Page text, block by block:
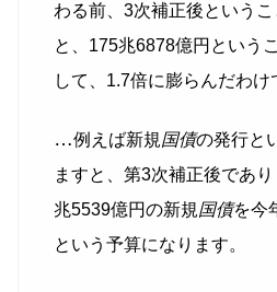
わる前、3次補正後という
と、175兆6878億円という
して、1.7倍に膨らんだわけ
…例えば新規国債の発行と
ますと、第3次補正後であ
兆5539億円の新規国債を今
という予算になります。